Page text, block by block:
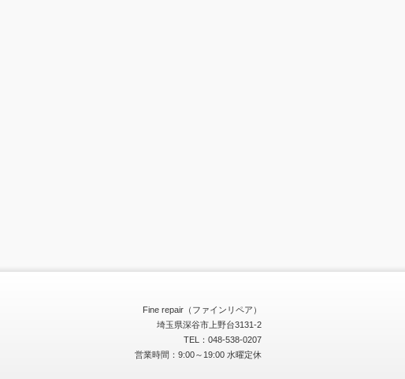
Fine repair（ファインリペア）
埼玉県深谷市上野台3131-2
TEL：048-538-0207
営業時間：9:00～19:00 水曜定休